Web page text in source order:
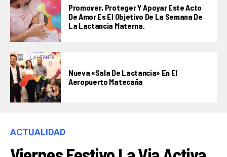
Promover, Proteger Y Apoyar Este Acto
De Amor Es El Objetivo De La Semana De
La Lactancia Materna.
Nueva «Sala De Lactancia» En El
Aeropuerto Matecaña
ACTUALIDAD